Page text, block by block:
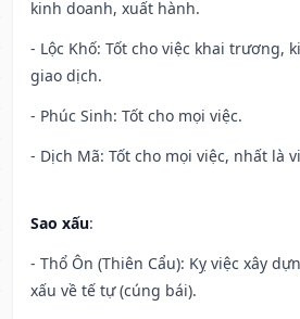
kinh doanh, xuất hành.
- Lộc Khố: Tốt cho việc khai trương,
giao dịch.
- Phúc Sinh: Tốt cho mọi việc.
- Dịch Mã: Tốt cho mọi việc, nhất là
Sao xấu:
- Thổ Ôn (Thiên Cẩu): Kỵ việc xây
xấu về tế tự (cúng bái).